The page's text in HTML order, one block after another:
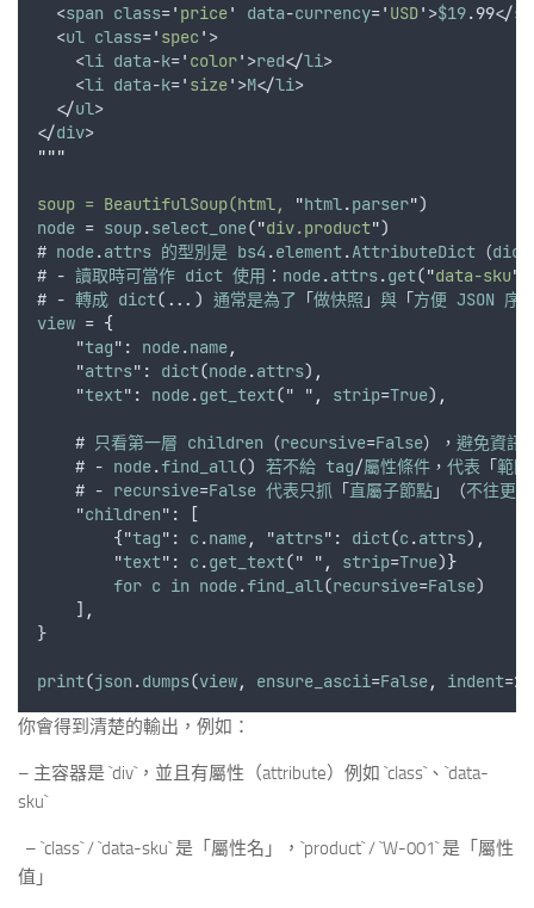
  <
span class=' price' data-currency=' USD' >$19.99</
  <
ul class=' spec ' >
    <
li data-k=' color' >red</li>
    <
li data-k=' size' >M</li>
  </
ul>
</div>
"""
soup = BeautifulSoup(html, "html.parser")
node = soup.select_one("div.product")
# node.attrs 的型別是 bs4 .element.AttributeDict （dict
# - 讀取時可當作 dict 使用 ： node.attrs.get("data-sku"
# - 轉成 dict(...) 通常是為了 「做快照 」 與 「方便 JSON 序
view = {
    "
tag": node.name,
    "
attrs": dict(node.attrs) ,
    "
text": node.get_text(" " , strip=True) ,
    #
只看第一層 children （recursive=False）， 避免資訊
    # -
node.find_all() 若不給 tag/屬性條件 ， 代表 「範
    # -
recursive=False 代表只抓 「直屬子節點 」（不往更
    "
children": [
        {"
tag": c .name, "attrs": dict(c .attrs) ,
        "
text": c .get_text(" " , strip=True)}
for c in node.find_all(recursive=False)
    ]
,
}
print(json .dumps(view, ensure_ascii=False, indent
你會得到清楚的輸出，例如：
– 主容器是 `div`，並且有屬性（attribute）例如 `class`、`data-
sku`
– `class` / `data-sku` 是「屬性名」，`product` / `W-001` 是「屬性
值」